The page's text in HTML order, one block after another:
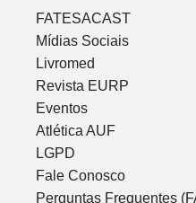
FATESACAST
Mídias Sociais
Livromed
Revista EURP
Eventos
Atlética AUF
LGPD
Fale Conosco
Perguntas Frequentes